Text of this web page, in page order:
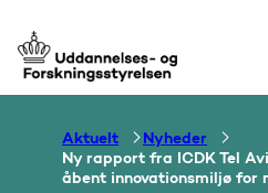
Gå til forsiden
Aktuelt
Nyheder
Ny rapport fra ICDK Tel
åbent innovationsmiljø for